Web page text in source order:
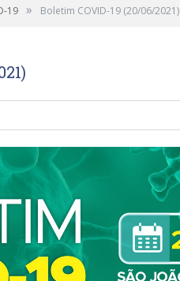
19 » Boletim COVID-19 (20/06/2021)